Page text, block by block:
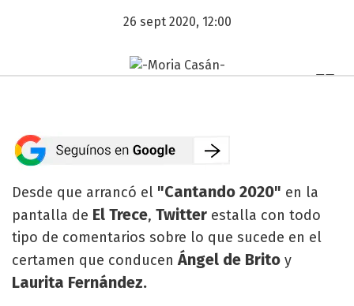
26 sept 2020, 12:00
Desde que arrancó el "Cantando 2020" en la
pantalla de El Trece, Twitter estalla con todo
tipo de comentarios sobre lo que sucede en el
certamen que conducenÁngel de Brito y
Laurita Fernández.